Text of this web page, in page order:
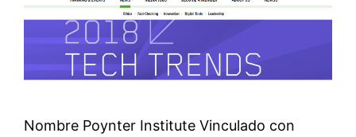
Nombre Poynter Institute Vinculado con